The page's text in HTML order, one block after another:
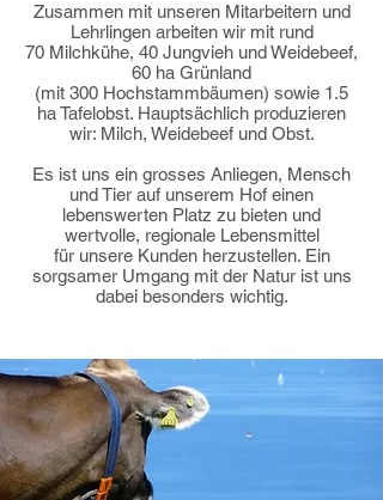
Zusammen mit unseren Mitarbeitern und
Lehrlingen arbeiten wir mit rund
70 Milchkühe, 40 Jungvieh und Weidebeef,
60 ha Grünland
(mit 300 Hochstammbäumen) sowie 1.5
ha Tafelobst. Hauptsächlich produzieren
wir: Milch, Weidebeef und Obst.
Es ist uns ein grosses Anliegen, Mensch
und Tier auf unserem Hof einen
lebenswerten Platz zu bieten und
wertvolle, regionale Lebensmittel
für unsere Kunden herzustellen. Ein
sorgsamer Umgang mit der Natur ist uns
dabei besonders wichtig.